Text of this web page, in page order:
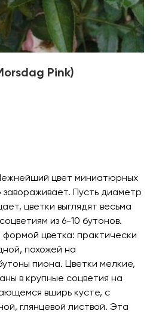
Pink)
цвет миниатюрных
завораживает. Пусть диаметр
цветки выглядят весьма
из 6-10 бутонов.
формой цветка: практически
похожей на
пиона. Цветки мелкие,
в крупные соцветия на
вширь кусте, с
глянцевой листвой. Эта